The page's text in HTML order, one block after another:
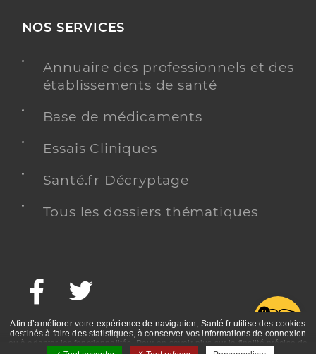
NOS SERVICES
Annuaire des professionnels et des
établissements de santé
Base de médicaments
Essais Cliniques
Santé.fr Décryptage
Tous les dossiers thématiques
Facebook
Afin d’améliorer votre expérience de navigation, Santé.fr utilise des cookies
destinés à faire des statistiques, à conserver vos informations de connexion
ou à adapter les fonctionnalités. Pour en savoir plus sur la finalité précise de